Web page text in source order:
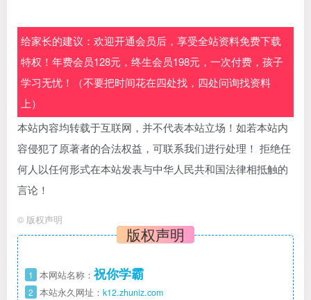
给家长的建议：欢迎开通会员后，享受全站资料免费下载
特权！年费会员128元，终生会员198元，一次付费，孩子
学习无忧！（不要把时间花在四处找，四处问询找资料
上）
本站内容均转载于互联网，并不代表本站立场！如若本站内
容侵犯了原著者的合法权益，可联系我们进行处理！ 拒绝任
何人以任何形式在本站发表与中华人民共和国法律相抵触的
言论！
© 版权声明
版权声明
1 本网站名称： 祝你学霸
2 本站永久网址： k12.zhuniz.com